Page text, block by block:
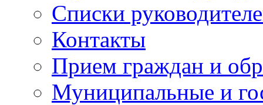
Списки
Контакты
Прием граждан и
Муниципальные и